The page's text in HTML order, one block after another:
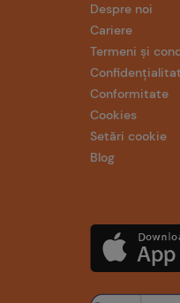
Despre noi
Cariere
Termeni și
Conformitate
Cookies
Setări cookie
Blog